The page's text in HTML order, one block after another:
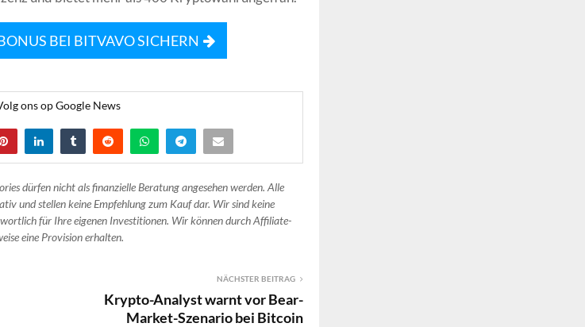
BEI BITVAVO SICHERN
dürfen nicht als finanzielle Beratung angesehen werden. Alle
und stellen keine Empfehlung zum Kauf dar. Wir sind keine
für Ihre eigenen Investitionen. Wir können durch Affiliate-
eine Provision erhalten.
NÄCHSTER BEITRAG
Krypto-Analyst warnt vor Bear-
Market-Szenario bei Bitcoin